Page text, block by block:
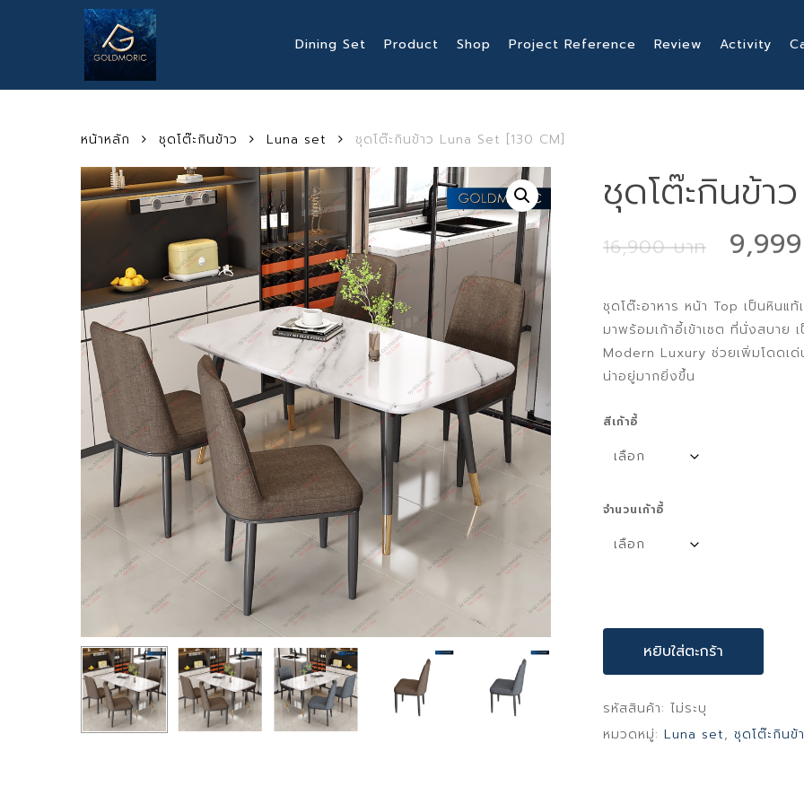
Hit enter to search or ESC to close
Dining Set Product Shop Project Reference Review Activity
หน้าหลัก ชุดโต๊ะกินข้าว Luna set ชุดโต๊ะกินข้าว Luna Set [130 CM]
ชุดโต๊ะกินข้า
16,900
price
was:
ชุดโต๊ะอาหาร หน้า Top เป็นหินแ
มาพร้อมเก้าอี้เข้าเซต ที่นั่งสบาย
Modern Luxury ช่วยเพิ่มโดดเด่
น่าอยู่มากยิ่งขึ้น
สีเก้าอี้
จำนวนเก้าอี้
หยิบใส่ตะกร้า
รหัสสินค้า: ไม่ระบุ
หมวดหมู่: Luna set, ชุดโต๊ะกินข้